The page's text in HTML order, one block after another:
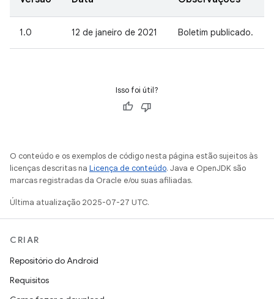
1.0 12 de janeiro de 2021 Boletim publicado.
Isso foi útil?
O conteúdo e os exemplos de código nesta página estão sujeitos às
licenças descritas na Licença de conteúdo. Java e OpenJDK são
marcas registradas da Oracle e/ou suas afiliadas.
Última atualização 2025-07-27 UTC.
CRIAR
Repositório do Android
Requisitos